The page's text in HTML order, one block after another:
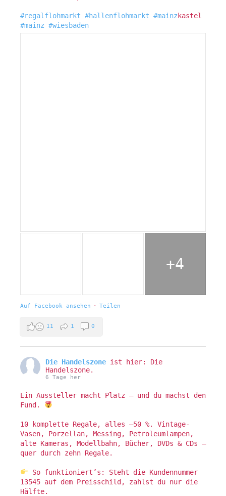
#regalflohmarkt #hallenflohmarkt #mainz kastel
#mainz #wiesbaden
+4
Auf Facebook ansehen · Teilen
11 1 0
Die Handelszone ist hier: Die
Handelszone.
6 Tage her
Ein Aussteller macht Platz – und du machst den
Fund.
10 komplette Regale, alles –50 %. Vintage-
Vasen, Porzellan, Messing, Petroleumlampen,
alte Kameras, Modellbahn, Bücher, DVDs & CDs –
quer durch zehn Regale.
So funktioniert’s: Steht die Kundennummer
13545 auf dem Preisschild, zahlst du nur die
Hälfte.